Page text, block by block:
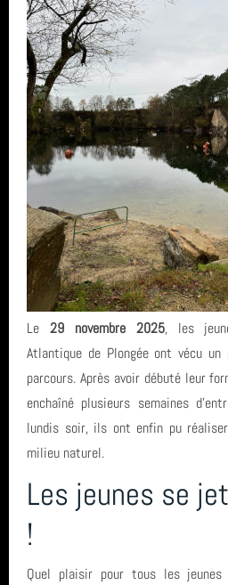
Espace privé GAP - Encadrants
Le Club
Formation
Inscription et
La plongée
Actualités - Vie du
Archives (14)
Exploration
Derniers
🏁 Relevez le
nouvelle saison sportive
Projet de sciences participatives
campagne
Faîtes du Sport 2026 : le GAP a
Un week-end d'immersion au cœur
Mots clés
centre de
Carentec
Hikeric
tarif
Derniers
Matt a dit : Bravo à vous
Matt a dit : Bravo à toute
Archives
juillet 2026
mai 2026
Fil des
Le 29 novembre 2025, les
Atlantique de Plongée ont vécu
parcours. Après avoir débuté leur
enchaîné plusieurs semaines
lundis soir, ils ont enfin pu
milieu naturel.
Les jeunes se
!
Quel plaisir pour tous les jeunes